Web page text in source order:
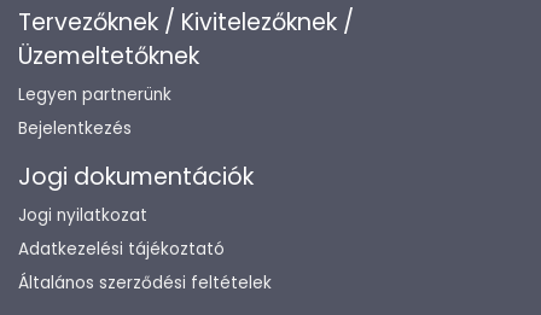
Tervezőknek / Kivitelezőknek /
Üzemeltetőknek
Legyen partnerünk
Bejelentkezés
Jogi dokumentációk
Jogi nyilatkozat
Adatkezelési tájékoztató
Általános szerződési feltételek